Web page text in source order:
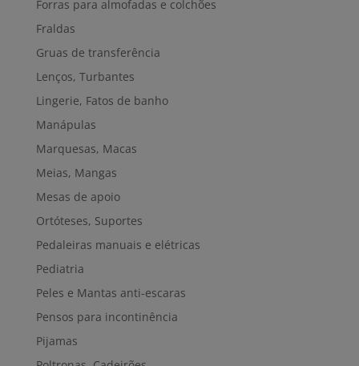
Forras para almofadas e colchões
Fraldas
Gruas de transferência
Lenços, Turbantes
Lingerie, Fatos de banho
Manápulas
Marquesas, Macas
Meias, Mangas
Mesas de apoio
Ortóteses, Suportes
Pedaleiras manuais e elétricas
Pediatria
Peles e Mantas anti-escaras
Pensos para incontinência
Pijamas